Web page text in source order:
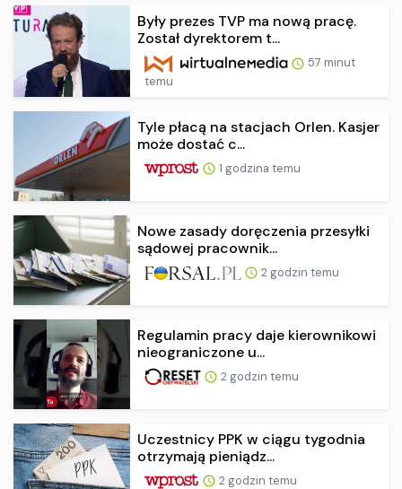
Były prezes TVP ma nową pracę.
Został dyrektorem t...
57 minut
temu
Tyle płacą na stacjach Orlen. Kasjer
może dostać c...
1 godzina temu
Nowe zasady doręczenia przesyłki
sądowej pracownik...
2 godzin temu
Regulamin pracy daje kierownikowi
nieograniczone u...
2 godzin temu
Uczestnicy PPK w ciągu tygodnia
otrzymają pieniądz...
2 godzin temu